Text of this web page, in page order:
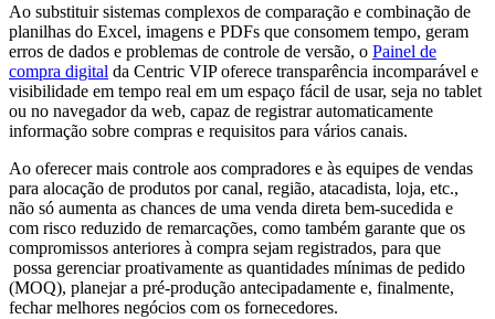
Ao substituir sistemas complexos de comparação e combinação de
planilhas do Excel, imagens e PDFs que consomem tempo, geram
erros de dados e problemas de controle de versão, o Painel de
compra digital da Centric VIP oferece transparência incomparável e
visibilidade em tempo real em um espaço fácil de usar, seja no tablet
ou no navegador da web, capaz de registrar automaticamente
informação sobre compras e requisitos para vários canais.
Ao oferecer mais controle aos compradores e às equipes de vendas
para alocação de produtos por canal, região, atacadista, loja, etc.,
não só aumenta as chances de uma venda direta bem-sucedida e
com risco reduzido de remarcações, como também garante que os
compromissos anteriores à compra sejam registrados, para que
possa gerenciar proativamente as quantidades mínimas de pedido
(MOQ), planejar a pré-produção antecipadamente e, finalmente,
fechar melhores negócios com os fornecedores.